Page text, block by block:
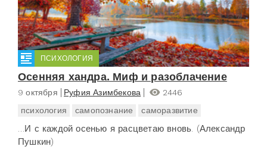
ПСИХОЛОГИЯ
Осенняя хандра. Миф и разоблачение
9 октября Руфия Азимбекова
2446
психология
самопознание саморазвитие
…И с каждой осенью я расцветаю вновь. (Александр
Пушкин)